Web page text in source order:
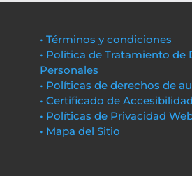
• Términos y condiciones
• Política de Tratamiento de
Personales
• Políticas de derechos de
• Certificado de Accesibilidad
• Políticas de Privacidad
• Mapa del Sitio